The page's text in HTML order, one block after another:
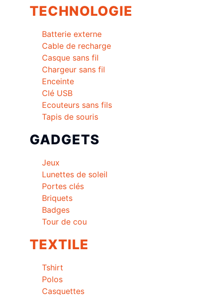
TECHNOLOGIE
Batterie externe
Cable de recharge
Casque sans fil
Chargeur sans fil
Enceinte
Clé USB
Ecouteurs sans fils
Tapis de souris
GADGETS
Jeux
Lunettes de soleil
Portes clés
Briquets
Badges
Tour de cou
TEXTILE
Tshirt
Polos
Casquettes